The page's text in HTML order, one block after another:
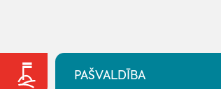
PAŠVALDĪBA